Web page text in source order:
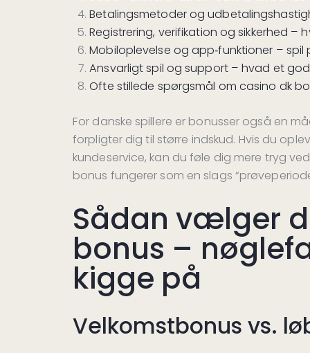
Betalingsmetoder og
Registrering, verifikation og sikkerhed –
Mobiloplevelse og app‑funktioner –
Ansvarligt spil og support – hvad et
Ofte stillede spørgsmål om casino dk
For danske spillere er bonusser også en
forpligter dig til større indskud. Hvis du
kundeservice, kan du føle dig mere tryg
bonus fungerer som en slags
Sådan vælger
bonus –
kigge på
Velkomstbonus vs.